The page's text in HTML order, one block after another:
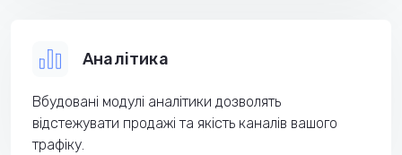
Аналітика
Вбудовані модулі аналітики дозволять
відстежувати продажі та якість каналів вашого
трафіку.